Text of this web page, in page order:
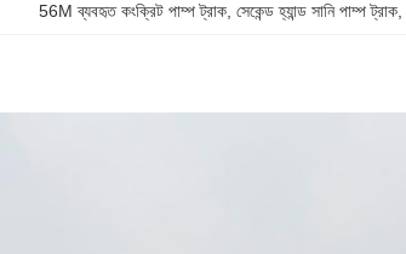
56M ব্যবহৃত কংক্রিট পাম্প ট্রাক , সেকেন্ড হ্যান্ড সানি পাম্প ট্রাক